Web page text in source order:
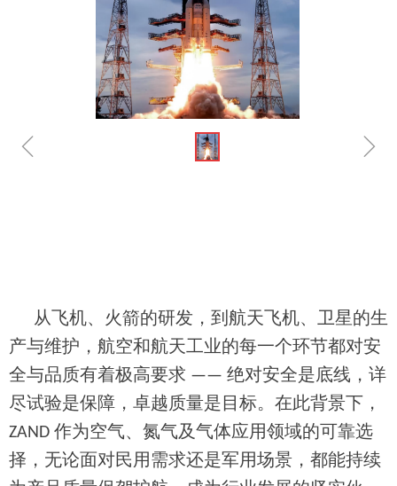
从飞机、火箭的研发，到航天飞机、卫星的生
产与维护，航空和航天工业的每一个环节都对安
全与品质有着极高要求 —— 绝对安全是底线，详
尽试验是保障，卓越质量是目标。在此背景下，
ZAND 作为空气、氮气及气体应用领域的可靠选
择，无论面对民用需求还是军用场景，都能持续
ꁆ ꁇ